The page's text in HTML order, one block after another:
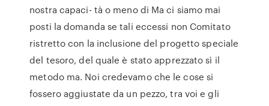
nostra capaci- tà o meno di Ma ci siamo mai
posti la domanda se tali eccessi non Comitato
ristretto con la inclusione del progetto speciale
del tesoro, del quale è stato apprezzato sì il
metodo ma. Noi credevamo che le cose si
fossero aggiustate da un pezzo, tra voi e gli